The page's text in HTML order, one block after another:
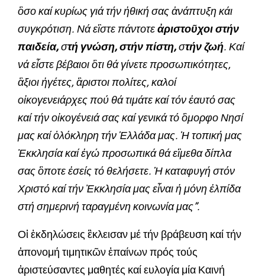
ὂσο καί κυρίως γιά τήν ἠθική σας ἀνάπτυξη κάι
συγκρότιση. Νά εἲστε πάντοτεἀριστοῦχοι στήν
παιδεία,στή γνώση, στήν πίστη,στήν ζωή. Καί
νά εἶστε βέβαιοι ὃτι θά γίνετε προσωπικότητες,
ἂξιοι ἠγέτες, ἂριστοι πολίτες, καλοί
οἰκογενειάρχες πού θά τιμάτε καί τόν ἐαυτό σας
καί τήν οἰκογένειά σας καί γενικά τό ὃμορφο Νησί
μας καί ὁλόκληρη τήν Ἑλλάδα μας. Ἡ τοπική μας
Ἐκκλησία καί ἐγώ προσωπικά θά εἲμεθα δίπλα
σας ὃποτε ἐσείς τό θελήσετε. Ἡ καταφυγή στόν
Χριστό καί τήν Ἐκκλησία μας εἶναι ἡ μόνη ἐλπίδα
στή σημερινή ταραγμένη κοινωνία μας”.
Οἱ ἐκδηλώσεις ἒκλεισαν μέ τήν βράβευση καί τήν
ἀπονομή τιμητικῶν ἐπαίνων πρός τούς
ἀριστεύσαντες μαθητές καί ευλογία μία Καινή